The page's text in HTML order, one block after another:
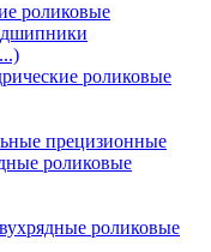
роликовые
роликовые
прецизионные
роликовые
роликовые